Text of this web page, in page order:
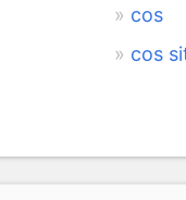
cos
cos